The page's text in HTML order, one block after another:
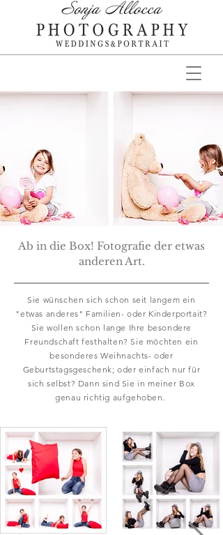
Ab in die Box! Fotografie der etwas
anderen Art.
Sie wünschen sich schon seit langem ein
"etwas anderes" Familien- oder Kinderportait?
Sie wollen schon lange Ihre besondere
Freundschaft festhalten? Sie möchten ein
besonderes Weihnachts- oder
Geburtstagsgeschenk; oder einfach nur für
sich selbst? Dann sind Sie in meiner Box
genau richtig aufgehoben.